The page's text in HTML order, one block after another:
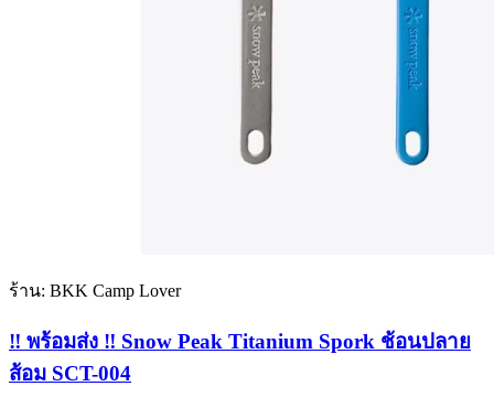
ร้าน: BKK Camp Lover
‼️ พร้อมส่ง ‼️ Snow Peak Titanium Spork ช้อนปลาย
ส้อม SCT-004